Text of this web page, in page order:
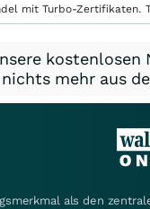
mit Turbo-
kostenlosen
mehr aus
als den